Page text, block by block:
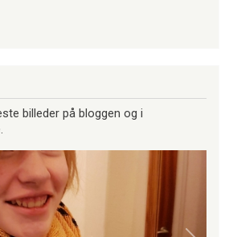
billeder på bloggen og i